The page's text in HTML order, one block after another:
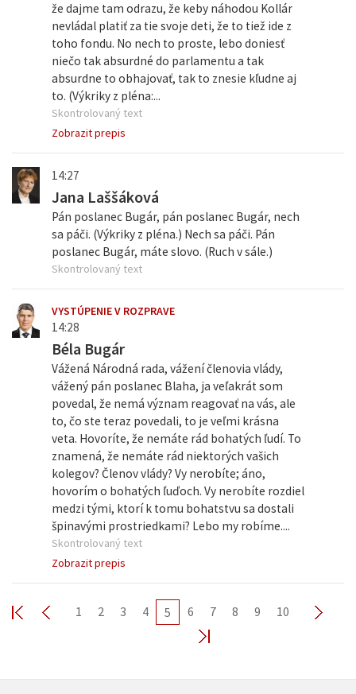
že dajme tam odrazu, že keby náhodou Kollár
nevládal platiť za tie svoje deti, že to tiež ide z
toho fondu. No nech to proste, lebo doniesť
niečo tak absurdné do parlamentu a tak
absurdne to obhajovať, tak to znesie kľudne aj
to. (Výkriky z pléna:...
Skontrolovaný text
Zobrazit prepis
14:27
Jana Laššáková
Pán poslanec Bugár, pán poslanec Bugár, nech
sa páči. (Výkriky z pléna.) Nech sa páči. Pán
poslanec Bugár, máte slovo. (Ruch v sále.)
Skontrolovaný text
VYSTÚPENIE V ROZPRAVE
14:28
Béla Bugár
Vážená Národná rada, vážení členovia vlády,
vážený pán poslanec Blaha, ja veľakrát som
povedal, že nemá význam reagovať na vás, ale
to, čo ste teraz povedali, to je veľmi krásna
veta. Hovoríte, že nemáte rád bohatých ľudí. To
znamená, že nemáte rád niektorých vašich
kolegov? Členov vlády? Vy nerobíte; áno,
hovorím o bohatých ľuďoch. Vy nerobíte rozdiel
medzi tými, ktorí k tomu bohatstvu sa dostali
špinavými prostriedkami? Lebo my robíme....
Skontrolovaný text
Zobrazit prepis
1 2 3 4 5 6 7 8 9 10